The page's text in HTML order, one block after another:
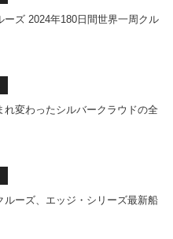
ーズ 2024年180日間世界一周クル
れ変わったシルバークラウドの全
ルーズ、エッジ・シリーズ最新船